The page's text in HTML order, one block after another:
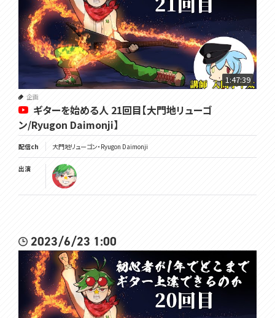
1:47:39
企画
ギターを始める人 21回目【大門地リューゴ
ン/Ryugon Daimonji】
配信ch 大門地リューゴン・Ryugon Daimonji
出演
2023/6/23 1:00